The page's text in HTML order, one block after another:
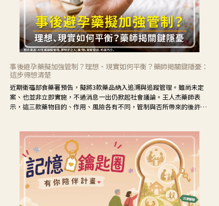
事後避孕藥擬加強管制？理想、現實如何平衡？藥師揭關鍵隱憂：
這步得想清楚
近期衛福部食藥署預告，擬將3款藥品納入追溯與追蹤管理。雖尚未定
案、也並非立即實施，不過消息一出仍掀起社會議論。王人杰藥師表
示，這三款藥物目的、作用、風險各有不同，管制與否所帶來的後許影